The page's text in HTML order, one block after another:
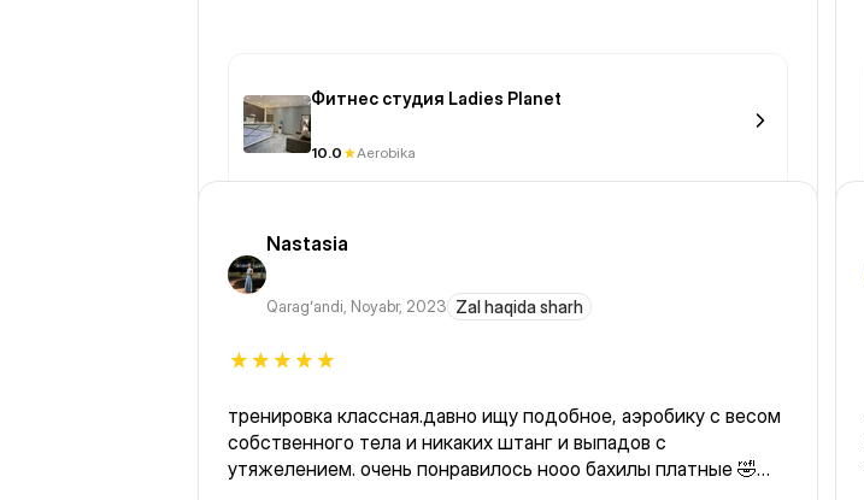
Фитнес студия Ladies Planet
10.0 Aerobika
Nastasia
Qaragʻandi, Noyabr, 2023 Zal haqida sharh
тренировка классная.давно ищу подобное, аэробику с весом
собственного тела и никаких штанг и выпадов с
утяжелением. очень понравилось нооо бахилы платные 🤣🤣